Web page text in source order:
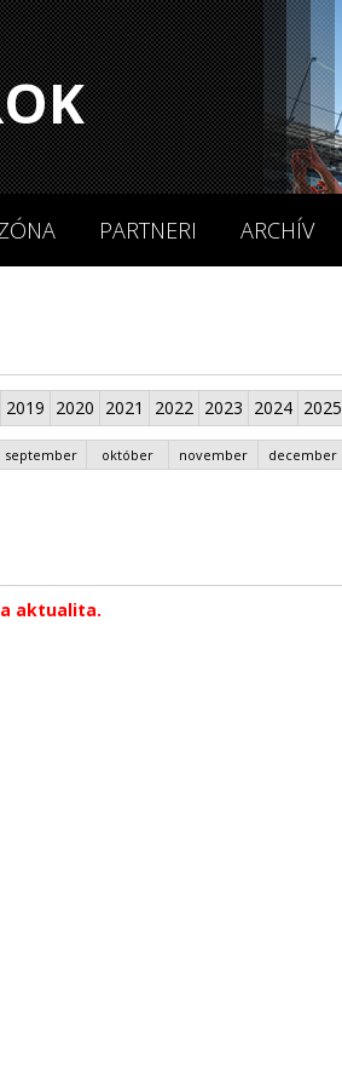
PARTNERI ARCHÍV
2019 2020 2021 2022 2023 2024 2025
september október november december
aktualita.